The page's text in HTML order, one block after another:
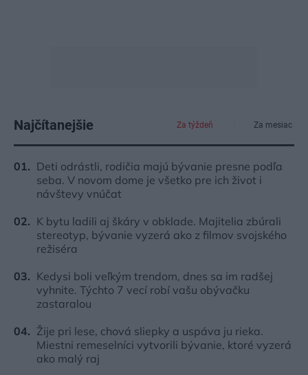
Najčítanejšie Za týždeň Za mesiac
Deti odrástli, rodičia majú bývanie presne podľa
seba. V novom dome je všetko pre ich život i
návštevy vnúčat
K bytu ladili aj škáry v obklade. Majitelia zbúrali
stereotyp, bývanie vyzerá ako z filmov svojského
režiséra
Kedysi boli veľkým trendom, dnes sa im radšej
vyhnite. Týchto 7 vecí robí vašu obývačku
zastaralou
Žije pri lese, chová sliepky a uspáva ju rieka.
Miestni remeselníci vytvorili bývanie, ktoré vyzerá
ako malý raj